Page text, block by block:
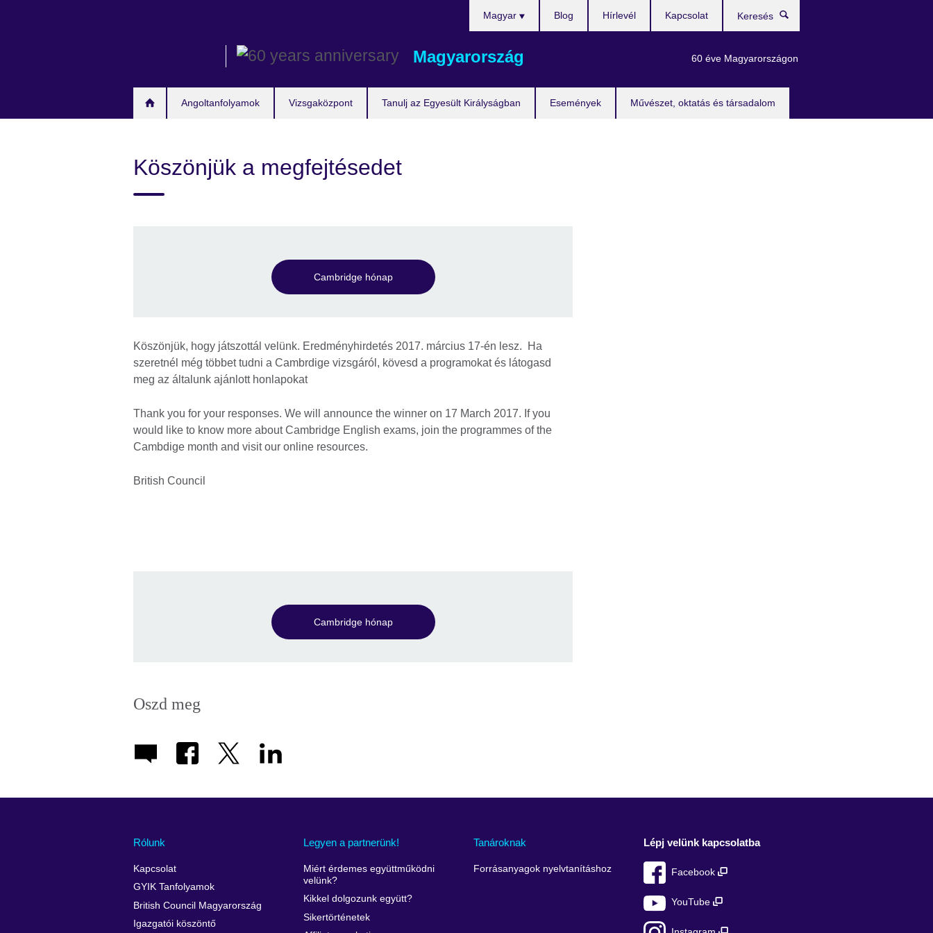
Magyarország
Angoltanfolyamok Vizsgaközpont Tanulj az Egyesült Királyságban Események Művészet, oktatás és társadalom
nyelvet!
Magyar
60 éve Magyarországon
Blog Hírlevél Kapcsolat
Köszönjük a megfejtésedet
Cambridge hónap
Köszönjük, hogy játszottál velünk. Eredményhirdetés 2017. március 17-én lesz. Ha
szeretnél még többet tudni a Cambrdige vizsgáról, kövesd a programokat és látogasd
meg az általunk ajánlott honlapokat
Thank you for your responses. We will announce the winner on 17 March 2017. If you
would like to know more about Cambridge English exams, join the programmes of the
Cambdige month and visit our online resources.
British Council
Cambridge hónap
Oszd meg
Rólunk
Kapcsolat
GYIK Tanfolyamok
British Council Magyarország
Igazgatói köszöntő
Legyen a partnerünk!
Miért érdemes együttműködni
velünk?
Kikkel dolgozunk együtt?
Sikertörténetek
Tanároknak
Forrásanyagok nyelvtanításhoz
Lépj velünk kapcsolatba
Facebook
YouTube